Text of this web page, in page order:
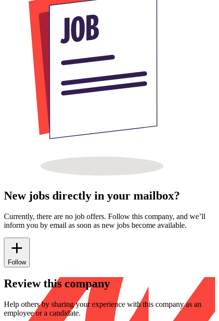
New jobs directly in your mailbox?
Currently, there are no job offers. Follow this company, and we’ll
inform you by email as soon as new jobs become available.
Follow
Review this company
Help others by sharing your experience with this company as an
employee or a candidate.